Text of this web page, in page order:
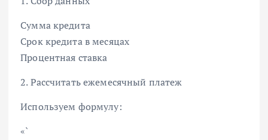
Сумма кредита
Срок кредита в месяцах
Процентная ставка
2. Рассчитать ежемесячный платеж
Используем формулу:
«`